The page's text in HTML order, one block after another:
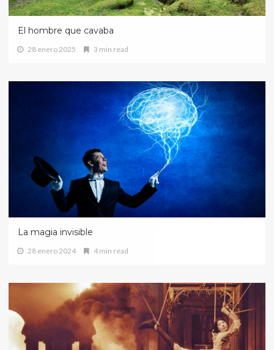
El hombre que cavaba
28 enero 2025 3 min read
La magia invisible
28 enero 2024 4 min read